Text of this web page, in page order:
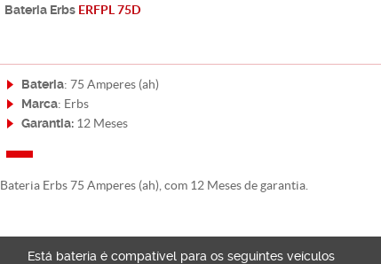
Bateria Erbs ERFPL 75D
Bateria: 75 Amperes (ah)
Marca: Erbs
Garantia: 12 Meses
Bateria Erbs 75 Amperes (ah), com 12 Meses de garantia.
Está bateria é compatível para os seguintes veículos